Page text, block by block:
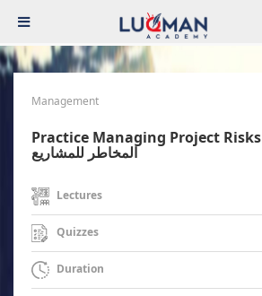
Management
Practice Managing Project Risks تطبيق إدارة
المخاطر للمشاريع
Lectures
Quizzes
Duration